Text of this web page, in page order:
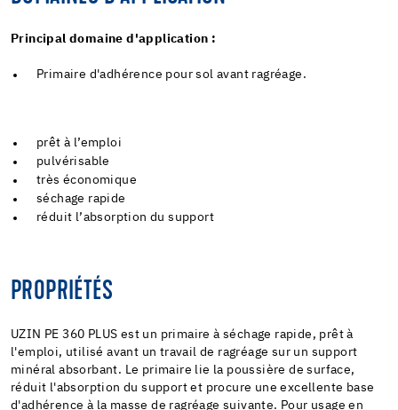
Principal domaine d'application :
Primaire d'adhérence pour sol avant ragréage.
prêt à l’emploi
pulvérisable
très économique
séchage rapide
réduit l’absorption du support
PROPRIÉTÉS
UZIN PE 360 PLUS est un primaire à séchage rapide, prêt à
l'emploi, utilisé avant un travail de ragréage sur un support
minéral absorbant. Le primaire lie la poussière de surface,
réduit l'absorption du support et procure une excellente base
d'adhérence à la masse de ragréage suivante. Pour usage en